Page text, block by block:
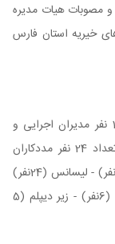
و مصوبات هیات مدیره
خیریه استان فارس
تعداد 61 نفر شامل تعداد 20 نفر مدیران عامل ، 17 نفر مدیران اجرایی و
اعضای هیات مدیره موسسه های خیریه استان و تعداد 24 نفر مددکاران
اجتماعی وسایرین به لحاظ مدرک تحصیلی: دکترا (2نفر) - لیسانس (24نفر)
- فوق لیسانس (15نفر)- دیپلم (9 نفر) - فوق دیپلم (6نفر) - زیر دیپلم (5